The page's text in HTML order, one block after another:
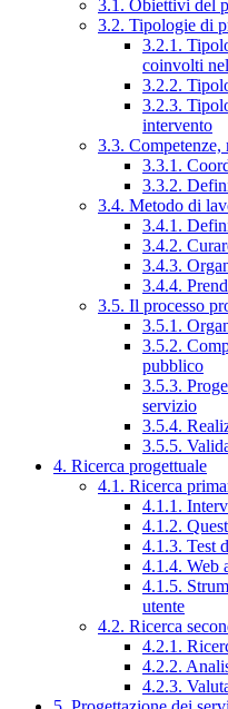
3.1. Obiettivi del
3.2. Tipologie di
3.2.1.
coinvolti
3.2.2.
3.2.3.
intervento
3.3.
3.3.1.
3.3.2.
3.4. Metodo di
3.4.1.
3.4.2.
3.4.3.
3.4.4.
3.5. Il processo
3.5.1.
3.5.2.
pubblico
3.5.3.
servizio
3.5.4.
3.5.5.
4. Ricerca progettuale
4.1. Ricerca
4.1.1.
4.1.2.
4.1.3. Test
4.1.4. Web
4.1.5.
utente
4.2. Ricerca
4.2.1.
4.2.2.
4.2.3.